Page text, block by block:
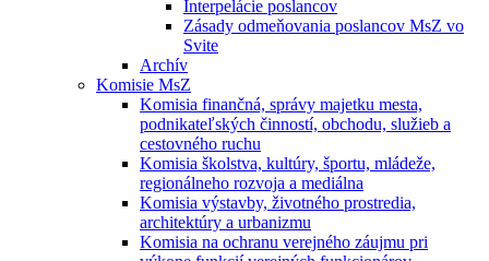
Interpelácie poslancov
Zásady odmeňovania poslancov MsZ vo
Svite
Archív
Komisie MsZ
Komisia finančná, správy majetku mesta,
podnikateľských činností, obchodu, služieb a
cestovného ruchu
Komisia školstva, kultúry, športu, mládeže,
regionálneho rozvoja a mediálna
Komisia výstavby, životného prostredia,
architektúry a urbanizmu
Komisia na ochranu verejného záujmu pri